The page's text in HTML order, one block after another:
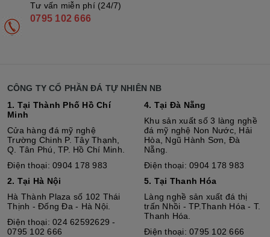
Tư vấn miễn phí (24/7)
0795 102 666
CÔNG TY CỔ PHẦN ĐÁ TỰ NHIÊN NB
1. Tại Thành Phố Hồ Chí
Minh
Cửa hàng đá mỹ nghệ
Trường Chinh P. Tây Thạnh,
Q. Tân Phú, TP. Hồ Chí Minh.
Điện thoại: 0904 178 983
2. Tại Hà Nội
Hà Thành Plaza số 102 Thái
Thịnh - Đống Đa - Hà Nội.
Điện thoại: 024 62592629 -
0795 102 666
4. Tại Đà Nẵng
Khu sản xuất số 3 làng nghề
đá mỹ nghệ Non Nước, Hải
Hòa, Ngũ Hành Sơn, Đà
Nẵng.
Điện thoại: 0904 178 983
5. Tại Thanh Hóa
Làng nghề sản xuất đá thị
trấn Nhồi - TP.Thanh Hóa - T.
Thanh Hóa.
Điện thoại: 0795 102 666